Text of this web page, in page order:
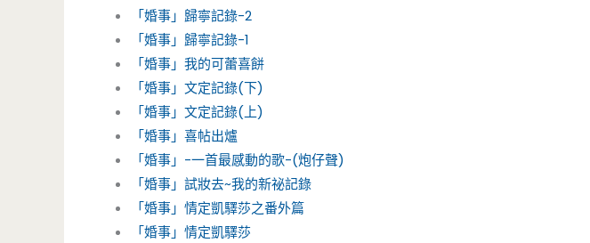
「婚事」歸寧記錄-2
「婚事」歸寧記錄-1
「婚事」我的可蕾喜餅
「婚事」文定記錄(下)
「婚事」文定記錄(上)
「婚事」喜帖出爐
「婚事」-一首最感動的歌-(炮仔聲)
「婚事」試妝去~我的新祕記錄
「婚事」情定凱驛莎之番外篇
「婚事」情定凱驛莎